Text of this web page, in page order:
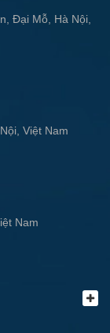
Đại Mỗ, Hà Nội,
Việt Nam
Nam